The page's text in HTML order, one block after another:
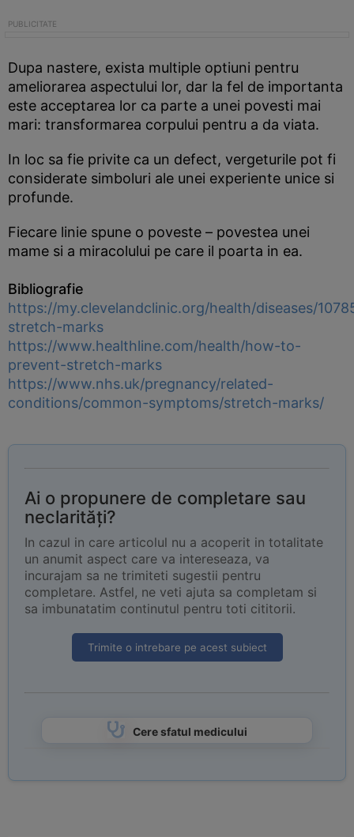
Dupa nastere, exista multiple optiuni pentru
ameliorarea aspectului lor, dar la fel de importanta
este acceptarea lor ca parte a unei povesti mai
mari: transformarea corpului pentru a da viata.
In loc sa fie privite ca un defect, vergeturile pot fi
considerate simboluri ale unei experiente unice si
profunde.
Fiecare linie spune o poveste – povestea unei
mame si a miracolului pe care il poarta in ea.
Bibliografie
https://my.clevelandclinic.org/health/diseases/
stretch-marks
https://www.healthline.com/health/how-to-
prevent-stretch-marks
https://www.nhs.uk/pregnancy/related-
conditions/common-symptoms/stretch-marks/
Ai o propunere de completare sau
neclarități?
In cazul in care articolul nu a acoperit in totalitate
un anumit aspect care va intereseaza, va
incurajam sa ne trimiteti sugestii pentru
completare. Astfel, ne veti ajuta sa completam si
sa imbunatatim continutul pentru toti cititorii.
Trimite o intrebare pe acest subiect
Cere sfatul medicului